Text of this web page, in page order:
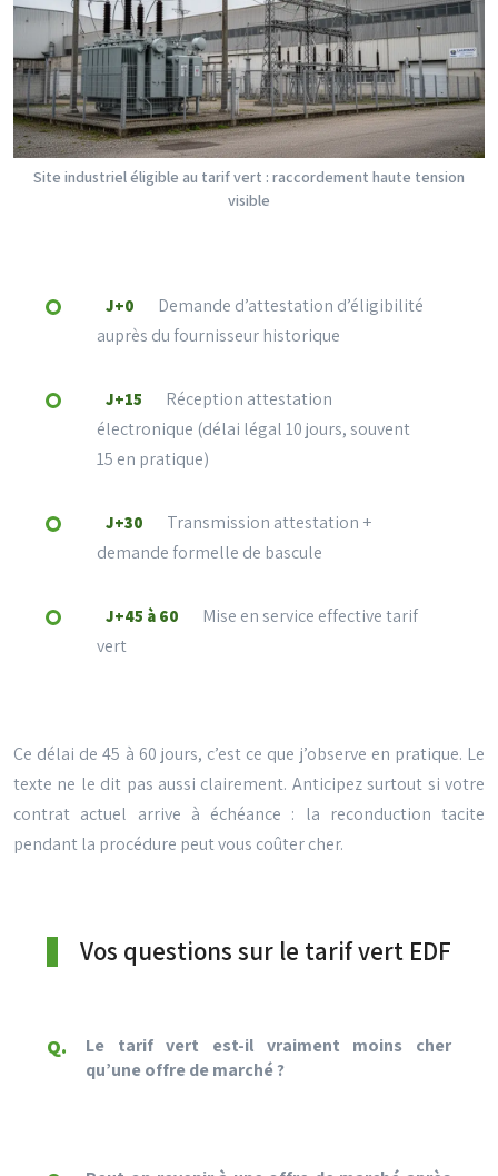
Site industriel éligible au tarif vert : raccordement haute tension
visible
J+0
Demande d’attestation d’éligibilité
auprès du fournisseur historique
J+15
Réception attestation
électronique (délai légal 10 jours, souvent
15 en pratique)
J+30
Transmission attestation +
demande formelle de bascule
J+45 à 60
Mise en service effective tarif
vert
Ce délai de 45 à 60 jours, c’est ce que j’observe en pratique. Le
texte ne le dit pas aussi clairement. Anticipez surtout si votre
contrat actuel arrive à échéance : la reconduction tacite
pendant la procédure peut vous coûter cher.
Vos questions sur le tarif vert EDF
Le tarif vert est-il vraiment moins cher
qu’une offre de marché ?